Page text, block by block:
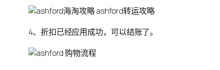
4、折扣已经应用成功，可以结账了。